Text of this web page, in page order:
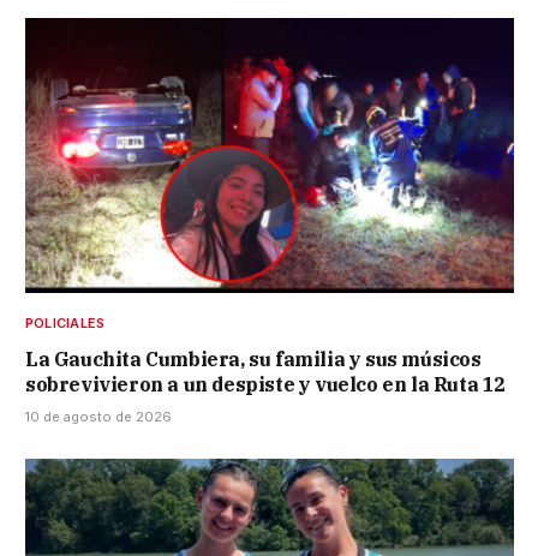
POLICIALES
La Gauchita Cumbiera, su familia y sus músicos
sobrevivieron a un despiste y vuelco en la Ruta 12
10 de agosto de 2026